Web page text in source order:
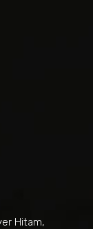
Hitam,